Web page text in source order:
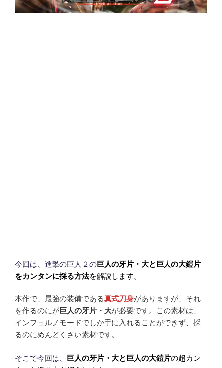
今回は、進撃の巨人２の巨人の牙片・大と巨人の大鎧片
をカンタンに採る方法を解説します。
本作で、最強の装備である真式刀身がありますが、それ
を作るのにが巨人の牙片・大が必要です。この素材は、
インフェルノモードでしか手に入れることができず、採
るのにめんどくさい素材です。
そこで今回は、 巨人の牙片・大と巨人の大鎧片の超カン